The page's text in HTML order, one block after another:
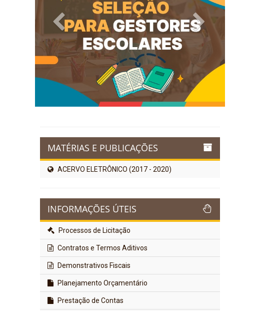
Previous Next
MATÉRIAS E PUBLICAÇÕES
ACERVO ELETRÔNICO (2017 - 2020)
INFORMAÇÕES ÚTEIS
Processos de Licitação
Contratos e Termos Aditivos
Demonstrativos Fiscais
Planejamento Orçamentário
Prestação de Contas